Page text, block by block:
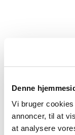
Denne
Vi bruger
annoncer, til at
at analysere